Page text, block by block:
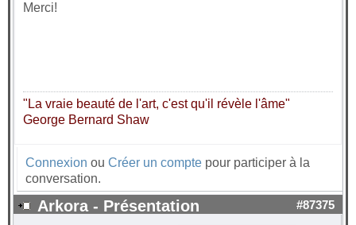
Merci!
"La vraie beauté de l'art, c'est qu'il révèle l'âme"
George Bernard Shaw
Connexion ou Créer un compte pour participer à la
conversation.
Arkora - Présentation #87375